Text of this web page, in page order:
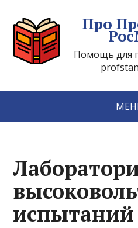
Про
Помощь для
испытаний